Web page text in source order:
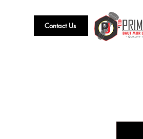
Contact Us